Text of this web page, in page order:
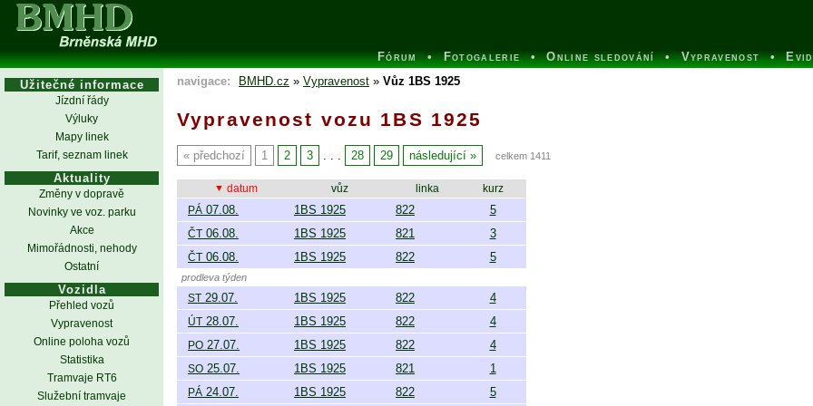
Fórum Fotogalerie Online sledování Vypravenost
Vypravenost vozu 1BS 1925
předchozí 1 2 3 . . . 28 29 následující celkem 1411
datum vůz linka
kurz
PÁ 07.08. 1BS 1925 822 5
ČT 06.08. 1BS 1925 821 3
ČT 06.08. 1BS 1925 822 5
prodleva týden
ST 29.07. 1BS 1925 822 4
ÚT 28.07. 1BS 1925 822 4
PO 27.07. 1BS 1925 822 4
SO 25.07. 1BS 1925 821 1
PÁ 24.07. 1BS 1925 822 5
Užitečné informace
Jízdní řády
Výluky
Mapy linek
Tarif, seznam linek
Aktuality
Změny v dopravě
Novinky ve voz. parku
Akce
Mimořádnosti, nehody
Ostatní
Vozidla
Přehled vozů
Vypravenost
Online poloha vozů
Statistika
Tramvaje RT6
Služební tramvaje
navigace: BMHD.cz » Vypravenost » Vůz 1BS 1925